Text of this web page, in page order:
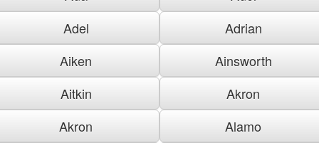
Adel
Adrian
Aiken
Ainsworth
Aitkin
Akron
Akron
Alamo